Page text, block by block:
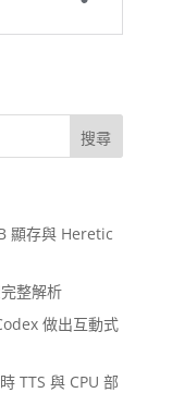
顯存與 Heretic
整解析
做出互動式
TTS 與 CPU 部